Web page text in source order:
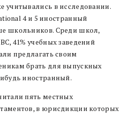
учитывались в исследовании.
4 и 5 иностранный
школьников. Среди школ,
41% учебных заведений
предлагать своим
брать для выпускных
иностранный.
пять местных
в юрисдикции которых